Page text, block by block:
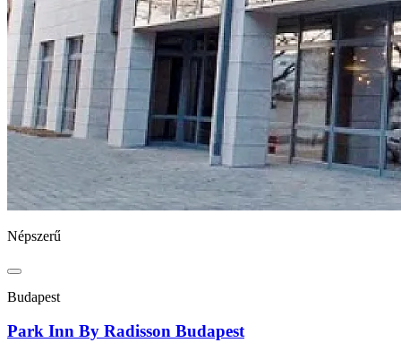
Népszerű
Budapest
Park Inn By Radisson Budapest